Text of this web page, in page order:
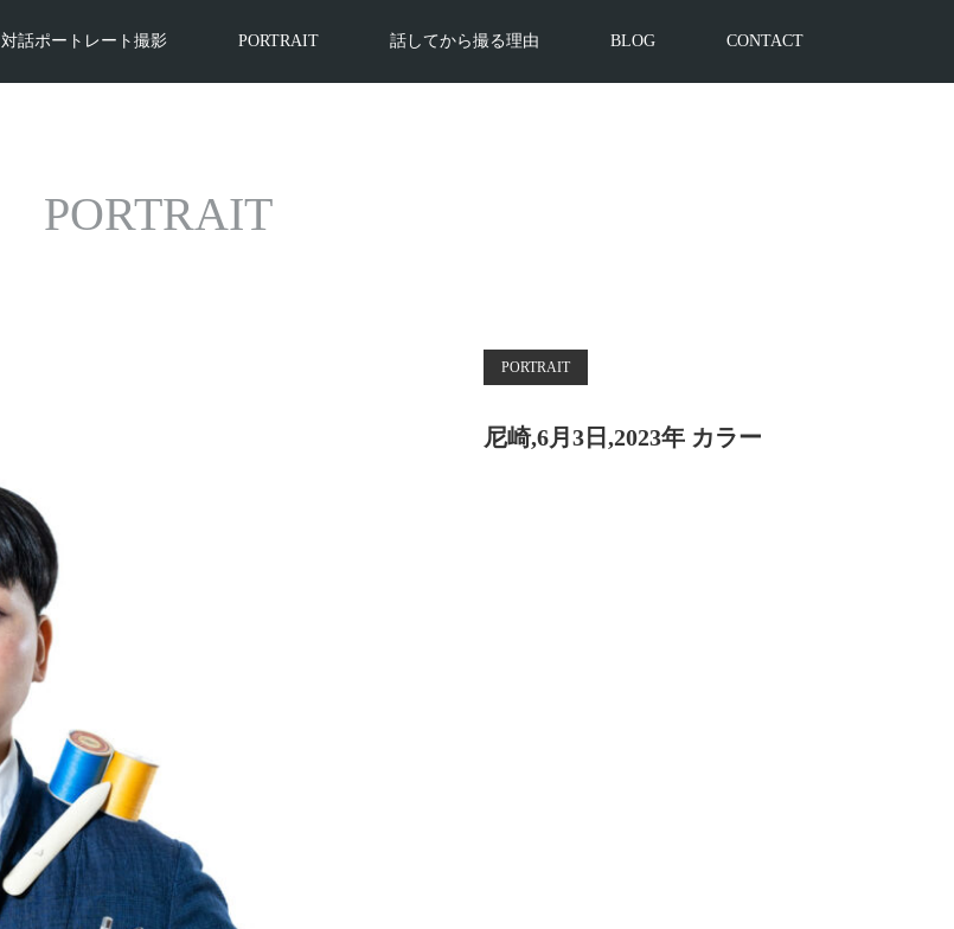
対話ポートレート撮影 PORTRAIT 話してから撮る理由 BLOG CONTACT
PORTRAIT
PORTRAIT
尼崎,6月3日,2023年 カラー